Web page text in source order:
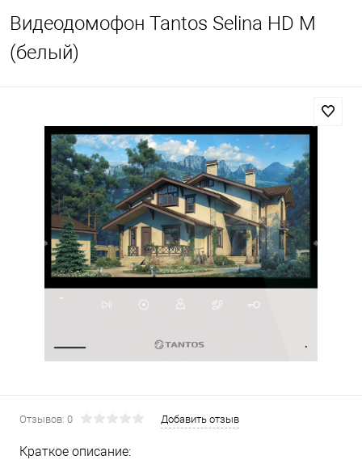
Видеодомофон Tantos Selina HD M
(белый)
Отзывов: 0 Добавить отзыв
Краткое описание: